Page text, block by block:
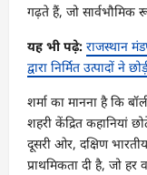
गढ़ते हैं, जो सार्वभौमिक
यह भी पढ़े: राजस्थान
द्वारा निर्मित उत्पादों ने
शर्मा का मानना है कि
शहरी केंद्रित कहानियां
दूसरी ओर, दक्षिण
प्राथमिकता दी है, जो